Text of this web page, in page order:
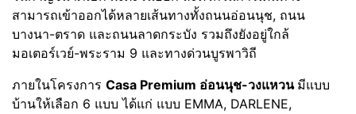
สามารถเข้าออกได้หลายเส้นทางทั้งถนนอ่อนนุช, ถนน
บางนา-ตราด และถนนลาดกระบัง รวมถึงยังอยู่ใกล้
มอเตอร์เวย์-พระราม 9 และทางด่วนบูรพาวิถี
ภายในโครงการ Casa Premium อ่อนนุช-วงแหวน มีแบบ
บ้านให้เลือก 6 แบบ ได้แก่ แบบ EMMA, DARLENE,